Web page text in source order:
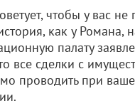
чтобы у вас
как у Романа,
палату
все сделки с
проводить при